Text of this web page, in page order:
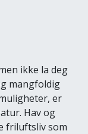
ikke la deg
mangfoldig
er
Hav og
friluftsliv som